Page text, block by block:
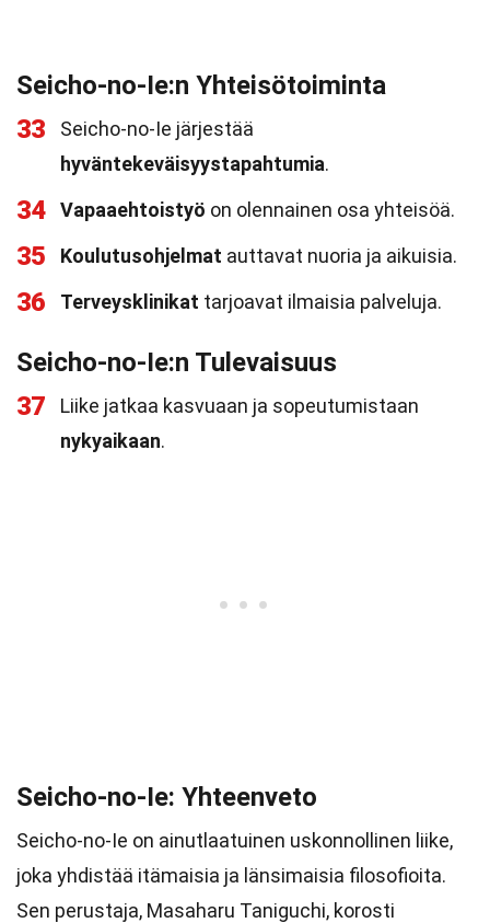
Seicho-no-Ie:n Yhteisötoiminta
33
Seicho-no-Ie järjestää
hyväntekeväisyystapahtumia.
34 Vapaaehtoistyö on olennainen osa yhteisöä.
35 Koulutusohjelmat auttavat nuoria ja aikuisia.
36 Terveysklinikat tarjoavat ilmaisia palveluja.
Seicho-no-Ie:n Tulevaisuus
37
Liike jatkaa kasvuaan ja sopeutumistaan
nykyaikaan.
Seicho-no-Ie: Yhteenveto
Seicho-no-Ie on ainutlaatuinen uskonnollinen liike,
joka yhdistää itämaisia ja länsimaisia filosofioita.
Sen perustaja, Masaharu Taniguchi, korosti